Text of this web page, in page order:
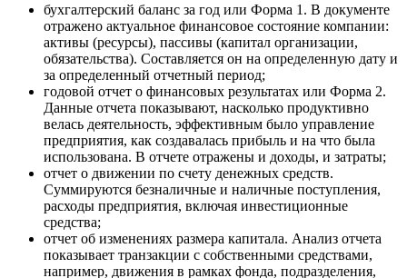
бухгалтерский баланс за год или Форма 1. В документе
отражено актуальное финансовое состояние компании:
активы (ресурсы), пассивы (капитал организации,
обязательства). Составляется он на определенную дату и
за определенный отчетный период;
годовой отчет о финансовых результатах или Форма 2.
Данные отчета показывают, насколько продуктивно
велась деятельность, эффективным было управление
предприятия, как создавалась прибыль и на что была
использована. В отчете отражены и доходы, и затраты;
отчет о движении по счету денежных средств.
Суммируются безналичные и наличные поступления,
расходы предприятия, включая инвестиционные
средства;
отчет об изменениях размера капитала. Анализ отчета
показывает транзакции с собственными средствами,
например, движения в рамках фонда, подразделения,